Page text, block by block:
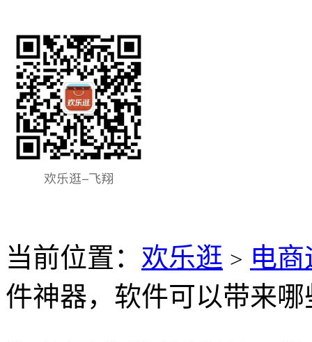
当前位置： 欢乐逛 > 电
件神器，软件可以带来哪